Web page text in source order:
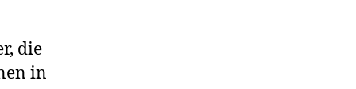
die
in